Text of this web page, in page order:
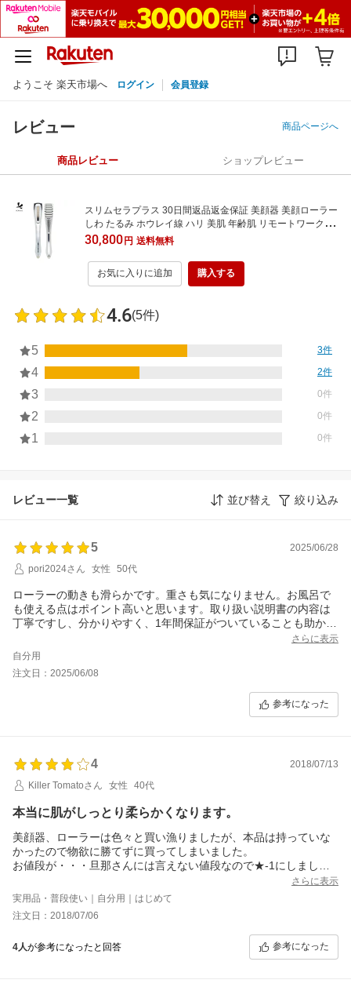
ようこそ 楽天市場へ ログイン 会員登録
レビュー 商品ページへ
商品レビュー ショップレビュー
スリムセラプラス 30日間返品返金保証 美顔器 美顔ローラー
しわ たるみ ホウレイ線 ハリ 美肌 年齢肌 リモートワーク 送
料無料 母の日 ギフト プレゼント 贈り物
30,800円 送料無料
お気に入りに追加 購入する
4.6(5件)
5 3件
4 2件
3 0件
2 0件
1 0件
レビュー一覧 並び替え 絞り込み
5
2025/06/28
pori2024さん
女性 50代
ローラーの動きも滑らかです。重さも気になりません。お風呂で
も使える点はポイント高いと思います。取り扱い説明書の内容は
丁寧ですし、分かりやすく、1年間保証がついていることも助かり
さらに表示
自分用
注文日：2025/06/08
参考になった
4
2018/07/13
Killer Tomatoさん
女性 40代
本当に肌がしっとり柔らかくなります。
美顔器、ローラーは色々と買い漁りましたが、本品は持っていな
かったので物欲に勝てずに買ってしまいました。
お値段が・・・旦那さんには言えない値段なので★-1にしました
が、買って後悔はしていません。皆さんがおっしゃっている通
り、数回コロコロとしただけで、肌がしっとり柔らかくなるので
不思議です。早速毛穴が目立つ顔部分にも試してみましたが、短
時間コロコロしただけで、毛穴が若干キュっとします。化粧水を
ビフォーアフターで使用しましたが、アフターでより肌に浸透し
ているかどうかは自覚はできませんでした。が、翌朝のファンデ
さらに表示
実用品・普段使い｜自分用｜はじめて
注文日：2018/07/06
4人が参考になったと回答 参考になった